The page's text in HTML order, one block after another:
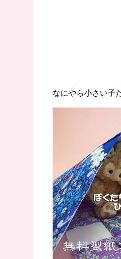
なにやら小さい子